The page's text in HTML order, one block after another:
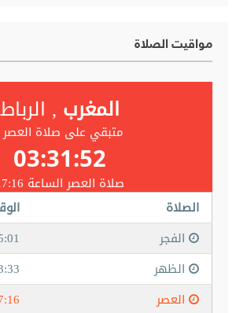
مواقيت الصلاة